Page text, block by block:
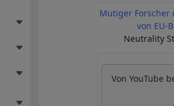
Mutiger Forscher
von EU-
Neutrality
Von YouTube